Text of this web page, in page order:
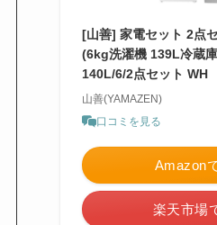
[山善] 家電セット 2点
(6kg洗濯機 139L冷蔵
140L/6/2点セット WH
山善(YAMAZEN)
口コミを見る
Amazon
楽天市場